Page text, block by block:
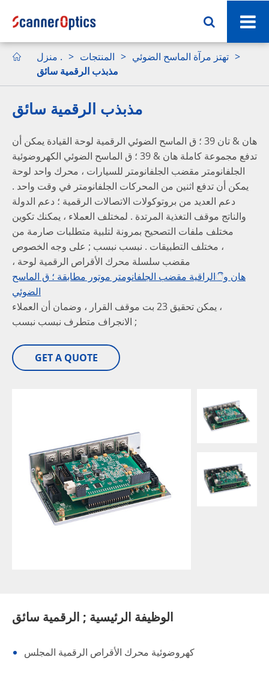
 منزل . المنتجات
تهتز مرآة الماسح الضوئي
مذبذب الرقمية سائق
مذبذب الرقمية سائق
هان & تان 39 ؛ ق الماسح الضوئي الرقمية لوحة القيادة يمكن أن
تدفع مجموعة كاملة هان & 39 ؛ ق الماسح الضوئي الكهروضوئية
الجلفانومتر مقضب الجلفانومتر للسيارات ، محرك واحد لوحة
يمكن أن تدفع اثنين من المحركات الجلفانومتر في وقت واحد .
دعم العديد من بروتوكولات الاتصالات الرقمية ؛ دعم الدولة
والناتج موقف التغذية المرتدة . لمختلف العملاء ، يمكنك تكوين
مختلف ملفات التصحيح بمرونة لتلبية متطلبات صارمة من
مختلف التطبيقات . نبسب نبسب ; على وجه الخصوص ،
، مقضب سلسلة محرك الأقراص الرقمية لوحة
هان وීالراقية مقضب الجلفانومتر موتور مطابقة ؛ ق الماسح
الضوئي
، يمكن تحقيق 23 بت موقف القرار ، وضمان أن العملاء
الانجراف متطرف نبسب نبسب ;
GET A QUOTE
الوظيفة الرئيسية ; الرقمية سائق
كهروضوئية محرك الأقراص الرقمية المجلس